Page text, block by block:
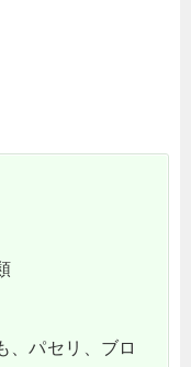
、パセリ、ブロ